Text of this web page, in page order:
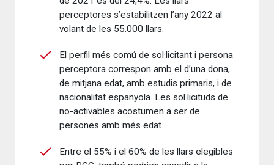
perceptores s’estabilitzen l’any 2022 al
volant de les 55.000 llars.
El perfil més comú de sol·licitant i persona
perceptora correspon amb el d’una dona,
de mitjana edat, amb estudis primaris, i de
nacionalitat espanyola. Les sol·licituds de
no-activables acostumen a ser de
persones amb més edat.
Entre el 55% i el 60% de les llars elegibles